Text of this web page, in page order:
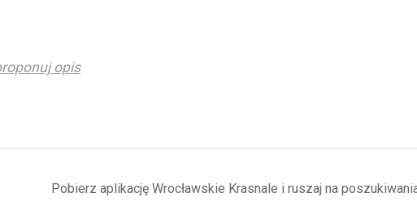
opis
Pobierz aplikację Wrocławskie Krasnale i ruszaj na